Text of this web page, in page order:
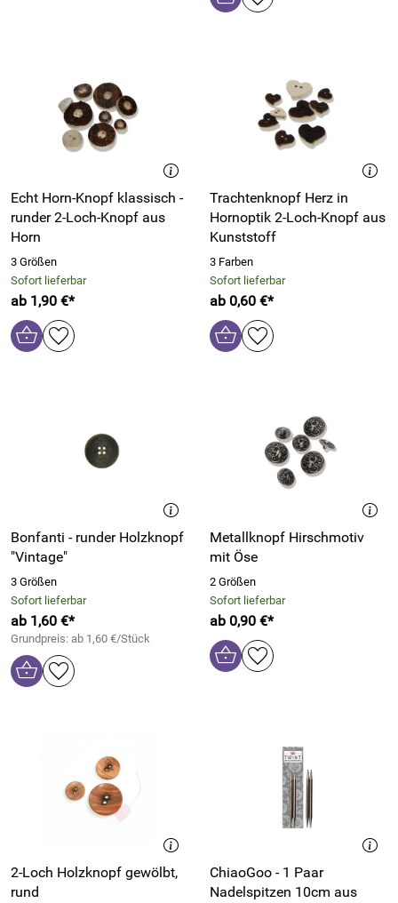
Echt Horn-Knopf klassisch -
runder 2-Loch-Knopf aus
Horn
3 Größen
Sofort lieferbar
ab 1,90 €*
Trachtenknopf Herz in
Hornoptik 2-Loch-Knopf aus
Kunststoff
3 Farben
Sofort lieferbar
ab 0,60 €*
Bonfanti - runder Holzknopf
"Vintage"
3 Größen
Sofort lieferbar
ab 1,60 €*
Grundpreis: ab 1,60 €/Stück
Metallknopf Hirschmotiv
mit Öse
2 Größen
Sofort lieferbar
ab 0,90 €*
2-Loch Holzknopf gewölbt,
rund
ChiaoGoo - 1 Paar
Nadelspitzen 10cm aus